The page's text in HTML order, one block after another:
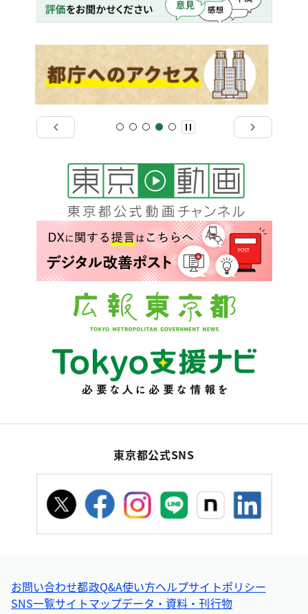
東京都公式SNS
お問い合わせ都政Q&A使い方ヘルプサイトポリシー
SNS一覧サイトマップデータ・資料・刊行物